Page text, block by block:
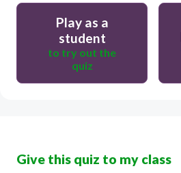
Play as a
student
to try out the
quiz
Give this quiz to my class